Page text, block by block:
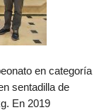
en categoría
sentadilla de
En 2019